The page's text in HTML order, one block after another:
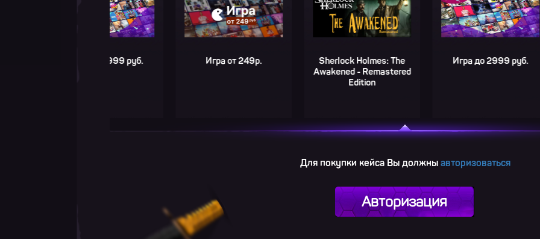
Игра от 249р.
Sherlock Holmes: The
Awakened - Remastered
Игра до 2999 руб.
Для покупки кейса Вы должны авторизоваться
Авторизация